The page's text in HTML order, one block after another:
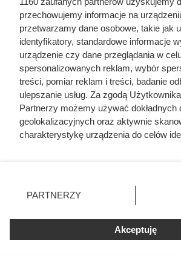
przechowujemy informacje na
przetwarzamy dane osobowe, takie jak
identyfikatory, standardowe informacje
urządzenie czy dane przeglądania w
spersonalizowanych reklam, wybór
treści, pomiar reklam i treści, badanie
ulepszanie usług. Za zgodą
Partnerzy możemy używać dokładnych
geolokalizacyjnych oraz aktywnie
charakterystykę urządzenia do celów
zmienić/wycofać klikając przycisk
znajdujący się w lewym dolnym rogu
rodzaje przetwarzania danych nie
użytkownika, ale masz prawo
przetwarzaniu. Preferencje będą miały
PARTNERZY
Akceptuję